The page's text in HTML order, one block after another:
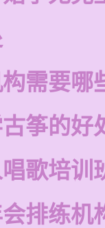
需要哪
筝的好
歌培训
排练机